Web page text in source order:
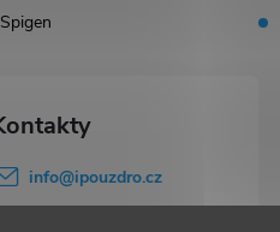
Spigen
info@ipouzdro.cz